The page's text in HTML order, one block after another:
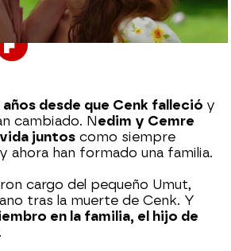
de 2021, 22:33
Flipboard
años desde que Cenk falleció y
cambiado. Nedim y Cemre
juntos como siempre
ahora han formado una familia.
cargo del pequeño Umut,
tras la muerte de Cenk. Y
en la familia, el hijo de
.